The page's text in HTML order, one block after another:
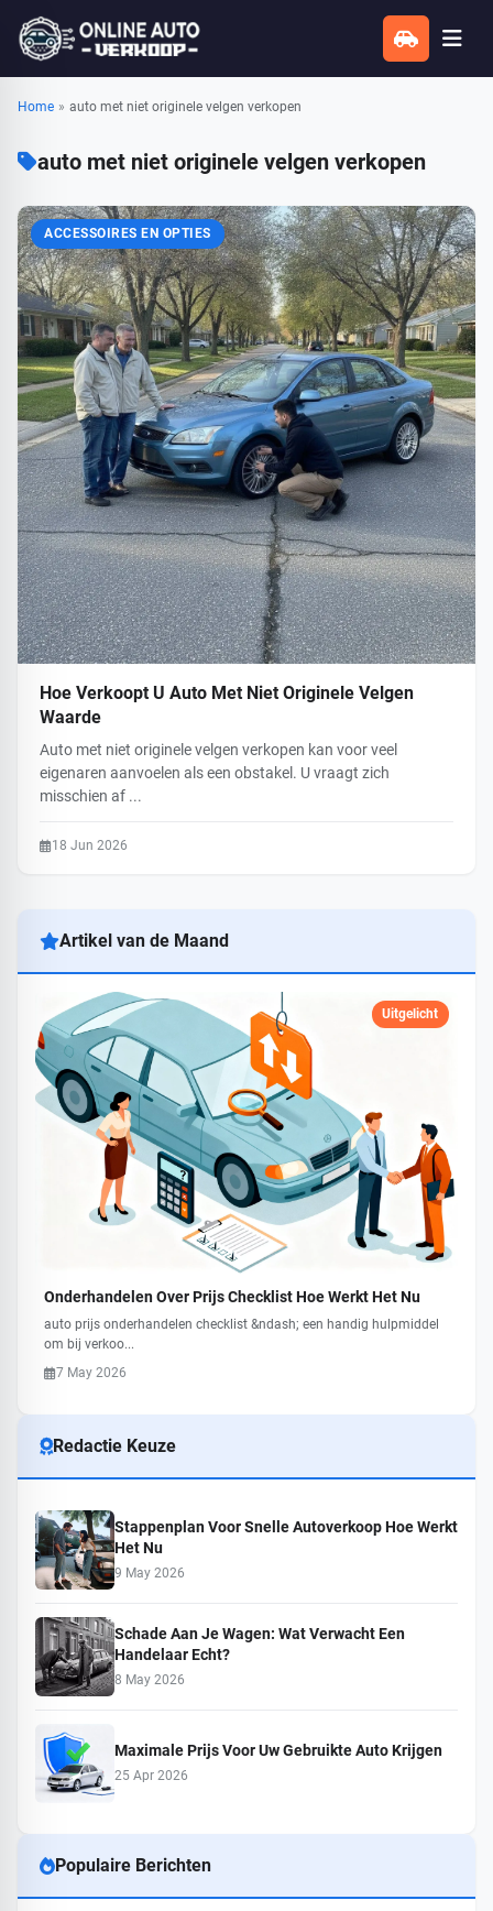
Home » auto met niet originele velgen verkopen
auto met niet originele velgen verkopen
ACCESSOIRES EN OPTIES
Hoe Verkoopt U Auto Met Niet Originele Velgen
Waarde
Auto met niet originele velgen verkopen kan voor veel
eigenaren aanvoelen als een obstakel. U vraagt zich
misschien af ...
18 Jun 2026
Artikel van de Maand
Uitgelicht
Onderhandelen Over Prijs Checklist Hoe Werkt Het Nu
auto prijs onderhandelen checklist &ndash; een handig hulpmiddel
om bij verkoo...
7 May 2026
Redactie Keuze
Stappenplan Voor Snelle Autoverkoop Hoe Werkt
Het Nu
9 May 2026
Schade Aan Je Wagen: Wat Verwacht Een
Handelaar Echt?
8 May 2026
Maximale Prijs Voor Uw Gebruikte Auto Krijgen
25 Apr 2026
Populaire Berichten